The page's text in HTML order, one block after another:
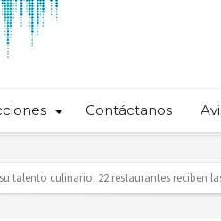
Contáctanos
para la prevención del trabajo